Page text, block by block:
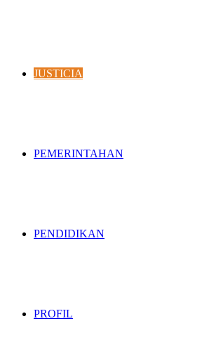
JUSTICIA
PEMERINTAHAN
PENDIDIKAN
PROFIL